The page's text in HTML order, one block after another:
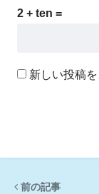
2 + ten =
新しい投稿
前の記事